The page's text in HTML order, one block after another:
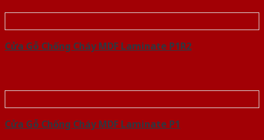
Cửa Gỗ Chống Cháy MDF Laminate P1R2
Cửa Gỗ Chống Cháy MDF Laminate P1